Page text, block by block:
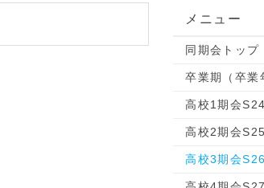
メニュー
同期会トップ
卒業期（卒業
高校1期会
高校2期会
高校3期会